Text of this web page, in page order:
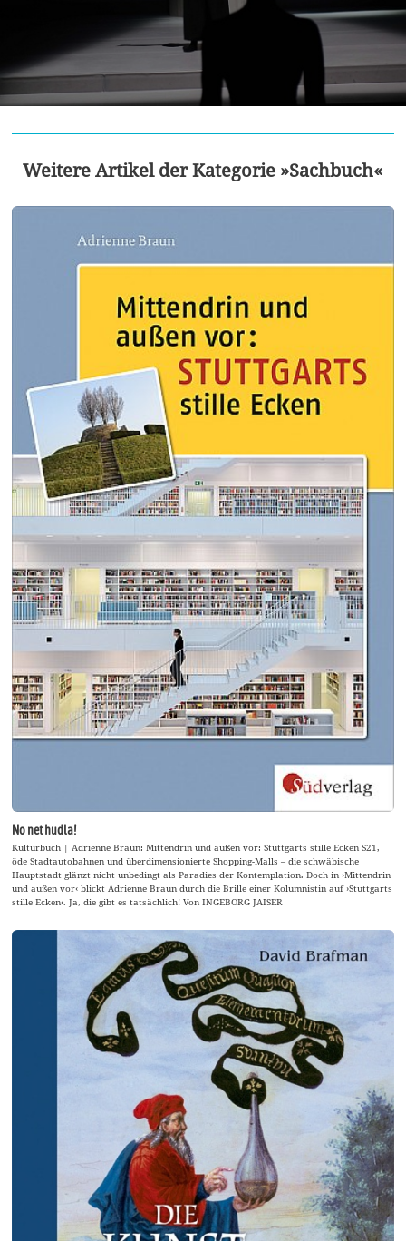
Weitere Artikel der Kategorie »Sachbuch«
No net hudla!
Kulturbuch | Adrienne Braun: Mittendrin und außen vor: Stuttgarts stille Ecken S21,
öde Stadtautobahnen und überdimensionierte Shopping-Malls – die schwäbische
Hauptstadt glänzt nicht unbedingt als Paradies der Kontemplation. Doch in ›Mittendrin
und außen vor‹ blickt Adrienne Braun durch die Brille einer Kolumnistin auf ›Stuttgarts
stille Ecken‹. Ja, die gibt es tatsächlich! Von INGEBORG JAISER